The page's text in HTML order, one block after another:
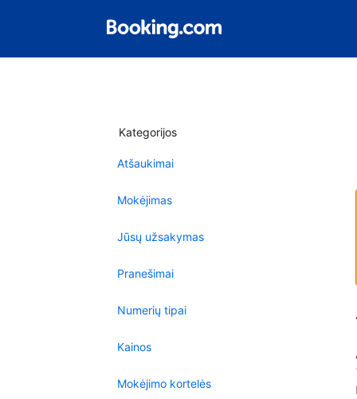
Kategorijos
Atšaukimai
Mokėjimas
Jūsų užsakymas
Pranešimai
Numerių tipai
Kainos
Mokėjimo kortelės